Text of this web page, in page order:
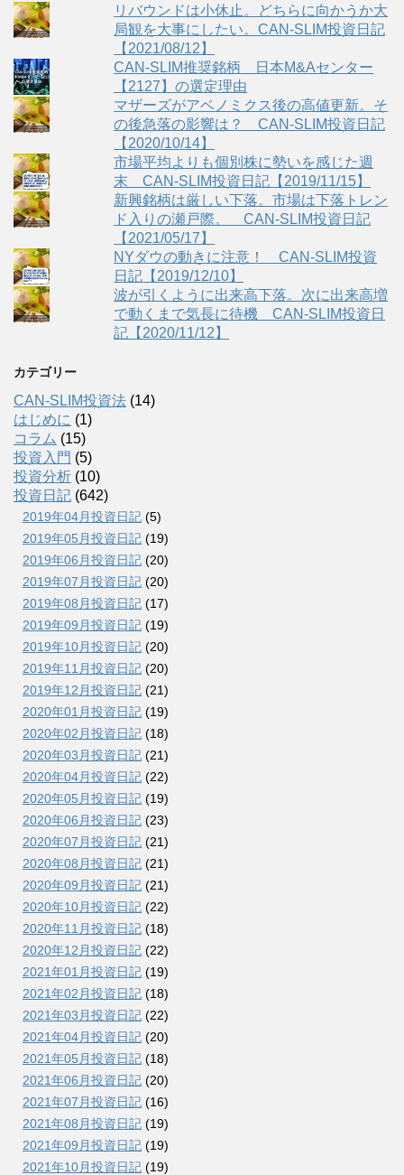
リバウンドは小休止。どちらに向かうか大
局観を大事にしたい。CAN-SLIM投資日記
【2021/08/12】
CAN-SLIM推奨銘柄 日本M&Aセンター
【2127】の選定理由
マザーズがアベノミクス後の高値更新。そ
の後急落の影響は？ CAN-SLIM投資日記
【2020/10/14】
市場平均よりも個別株に勢いを感じた週
末 CAN-SLIM投資日記【2019/11/15】
新興銘柄は厳しい下落。市場は下落トレン
ド入りの瀬戸際。 CAN-SLIM投資日記
【2021/05/17】
NYダウの動きに注意！ CAN-SLIM投資
日記【2019/12/10】
波が引くように出来高下落。次に出来高増
で動くまで気長に待機 CAN-SLIM投資日
記【2020/11/12】
カテゴリー
CAN-SLIM投資法 (14)
はじめに (1)
コラム (15)
投資入門 (5)
投資分析 (10)
投資日記 (642)
2019年04月投資日記 (5)
2019年05月投資日記 (19)
2019年06月投資日記 (20)
2019年07月投資日記 (20)
2019年08月投資日記 (17)
2019年09月投資日記 (19)
2019年10月投資日記 (20)
2019年11月投資日記 (20)
2019年12月投資日記 (21)
2020年01月投資日記 (19)
2020年02月投資日記 (18)
2020年03月投資日記 (21)
2020年04月投資日記 (22)
2020年05月投資日記 (19)
2020年06月投資日記 (23)
2020年07月投資日記 (21)
2020年08月投資日記 (21)
2020年09月投資日記 (21)
2020年10月投資日記 (22)
2020年11月投資日記 (18)
2020年12月投資日記 (22)
2021年01月投資日記 (19)
2021年02月投資日記 (18)
2021年03月投資日記 (22)
2021年04月投資日記 (20)
2021年05月投資日記 (18)
2021年06月投資日記 (20)
2021年07月投資日記 (16)
2021年08月投資日記 (19)
2021年09月投資日記 (19)
2021年10月投資日記 (19)